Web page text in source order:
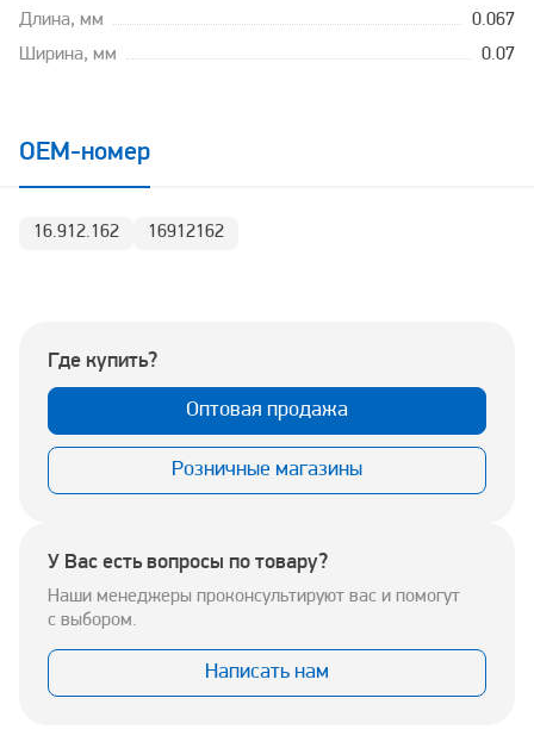
Длина, мм
0.067
Ширина, мм
0.07
OEM-номер
16.912.162 16912162
Где купить?
Оптовая продажа
Розничные магазины
У Вас есть вопросы по товару?
Наши менеджеры проконсультируют вас и помогут
с выбором.
Написать нам